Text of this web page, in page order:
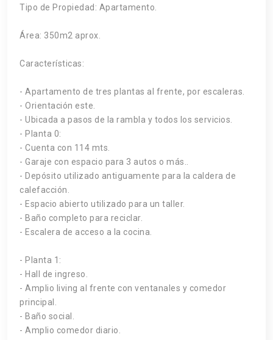
Tipo de Propiedad: Apartamento.
Área: 350m2 aprox.
Características:
- Apartamento de tres plantas al frente, por escaleras.
- Orientación este.
- Ubicada a pasos de la rambla y todos los servicios.
- Planta 0:
- Cuenta con 114 mts.
- Garaje con espacio para 3 autos o más..
- Depósito utilizado antiguamente para la caldera de
calefacción.
- Espacio abierto utilizado para un taller.
- Baño completo para reciclar.
- Escalera de acceso a la cocina.
- Planta 1:
- Hall de ingreso.
- Amplio living al frente con ventanales y comedor
principal.
- Baño social.
- Amplio comedor diario.